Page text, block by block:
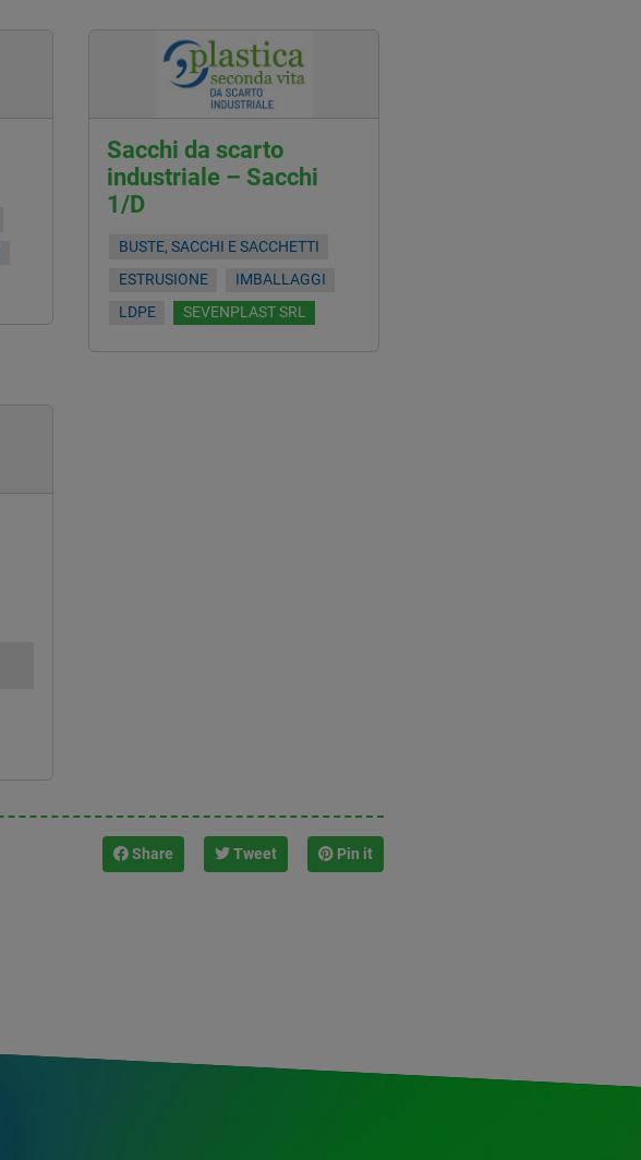
Sacchi da scarto
industriale – Sacchi
1/D
BUSTE, SACCHI E SACCHETTI
ESTRUSIONE
IMBALLAGGI
LDPE
SEVENPLAST SRL
Share Tweet Pin it